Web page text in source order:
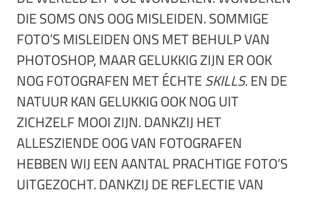
DIE SOMS ONS OOG MISLEIDEN. SOMMIGE
FOTO’S MISLEIDEN ONS MET BEHULP VAN
PHOTOSHOP, MAAR GELUKKIG ZIJN ER OOK
NOG FOTOGRAFEN MET ÉCHTESKILLS. EN DE
NATUUR KAN GELUKKIG OOK NOG UIT
ZICHZELF MOOI ZIJN. DANKZIJ HET
ALLESZIENDE OOG VAN FOTOGRAFEN
HEBBEN WIJ EEN AANTAL PRACHTIGE FOTO’S
UITGEZOCHT. DANKZIJ DE REFLECTIE VAN